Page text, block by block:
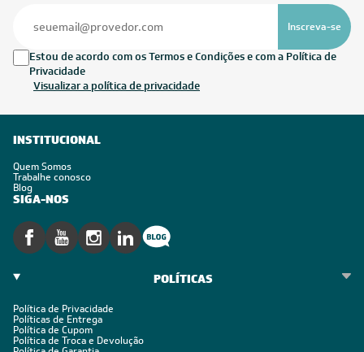
Inscreva-se
Estou de acordo com os Termos e Condições e com a Política de
Privacidade
Visualizar a política de privacidade
INSTITUCIONAL
Quem Somos
Trabalhe conosco
Blog
SIGA-NOS
POLÍTICAS
Política de Privacidade
Políticas de Entrega
Política de Cupom
Política de Troca e Devolução